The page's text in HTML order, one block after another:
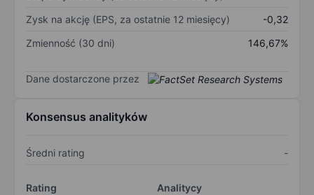
Zysk na akcję (EPS, za ostatnie 12 miesięcy)
-0,32
Zmienność (30 dni)
146,67%
Dane dostarczone przez
Konsensus analityków
Średni rating -
Rating
Analitycy